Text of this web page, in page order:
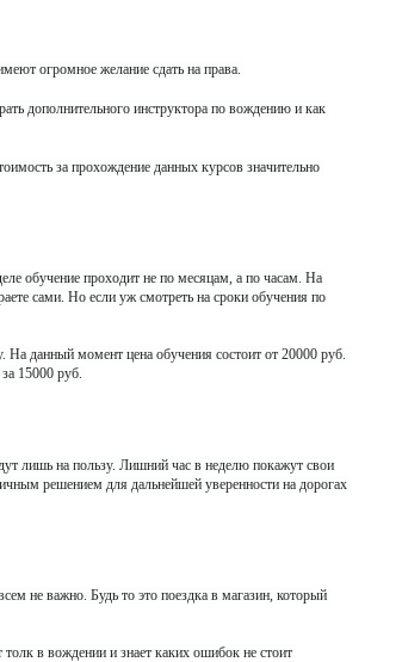
огромное желание сдать на права.
дополнительного инструктора по вождению и как
за прохождение данных курсов значительно
обучение проходит не по месяцам, а по часам. На
сами. Но если уж смотреть на сроки обучения по
На данный момент цена обучения состоит от 20000 руб.
15000 руб.
лишь на пользу. Лишний час в неделю покажут свои
решением для дальнейшей уверенности на дорогах
не важно. Будь то это поездка в магазин, который
в вождении и знает каких ошибок не стоит